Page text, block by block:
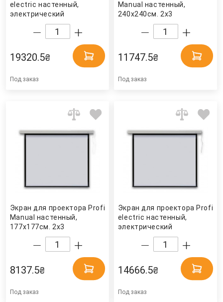
electric настенный,
электрический
240х240см. 2x3
19320.5₴
Под заказ
Manual настенный,
240х240см. 2x3
11747.5₴
Под заказ
Экран для проектора Profi
Manual настенный,
177х177см. 2x3
8137.5₴
Под заказ
Экран для проектора Profi
electric настенный,
электрический
177х177см. 2x3
14666.5₴
Под заказ